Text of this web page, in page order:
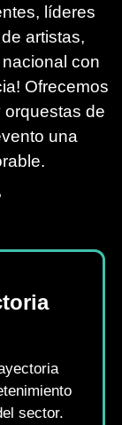
líderes
artistas,
con
Ofrecemos
orquestas de
una
sector.